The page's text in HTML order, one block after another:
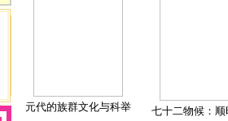
元代的族群文化与科举 七十二物候：顺